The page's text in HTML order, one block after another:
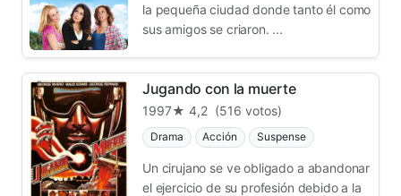
la pequeña ciudad donde tanto él como
sus amigos se criaron. ...
Jugando con la muerte
1997★ 4,2 (516 votos)
Drama Acción Suspense
Un cirujano se ve obligado a abandonar
el ejercicio de su profesión debido a la